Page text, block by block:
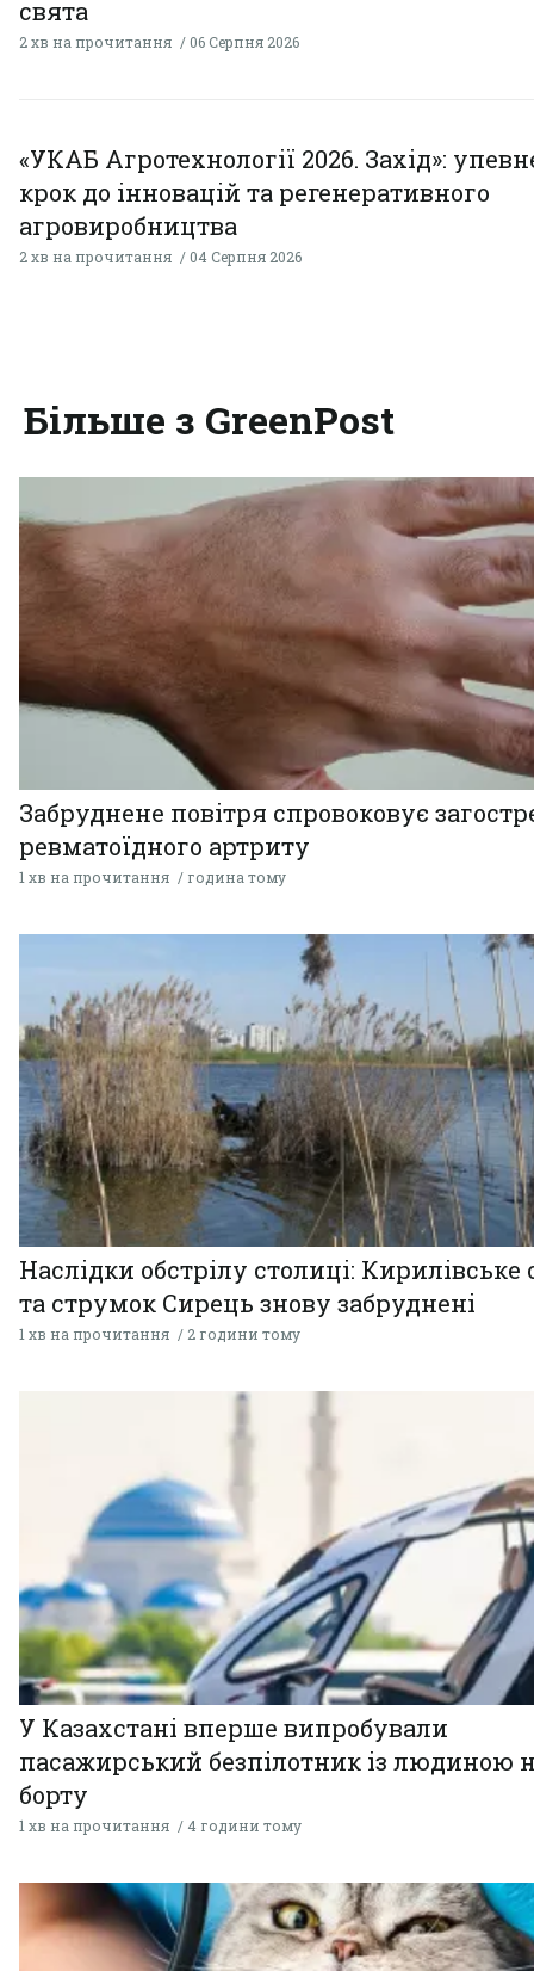
свята
2 хв на прочитання 06 Серпня 2026
«УКАБ Агротехнології 2026. Захід»:
крок до інновацій та регенеративного
агровиробництва
2 хв на прочитання 04 Серпня 2026
Більше з GreenPost
Забруднене повітря спровоковує
ревматоїдного артриту
1 хв на прочитання година тому
Наслідки обстрілу столиці: Кирилівське
та струмок Сирець знову забруднені
1 хв на прочитання 2 години тому
У Казахстані вперше випробували
пасажирський безпілотник із людиною
борту
1 хв на прочитання 4 години тому